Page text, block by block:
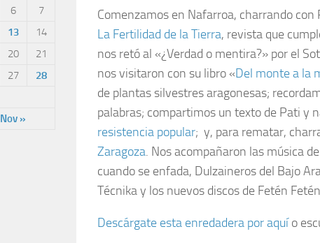
Comenzamos en Nafarroa, charrando
La Fertilidad de la Tierra, revista que
nos retó al «¿Verdad o mentira?» por el
nos visitaron con su libro «Del monte a la
de plantas silvestres aragonesas;
palabras; compartimos un texto de Pati y
resistencia popular; y, para rematar,
Zaragoza. Nos acompañaron las música
cuando se enfada, Dulzaineros del Bajo
Técnika y los nuevos discos de Fetén
Descárgate esta enredadera por aquío
Nov »
6
7
13
14
20
21
27
28